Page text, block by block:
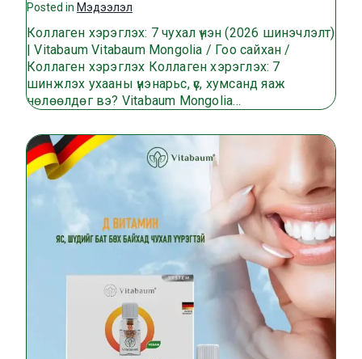
Posted in Мэдээлэл
Коллаген хэрэглэх: 7 чухал үнэн (2026 шинэчлэлт)
| Vitabaum Vitabaum Mongolia / Гоо сайхан /
Коллаген хэрэглэх Коллаген хэрэглэх: 7
шинжлэх ухааны үнэнарьс, үс, хумсанд яаж
нөлөөлдөг вэ? Vitabaum Mongolia…